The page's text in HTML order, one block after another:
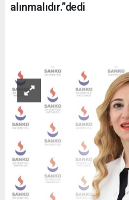
alınmalıdır.”dedi